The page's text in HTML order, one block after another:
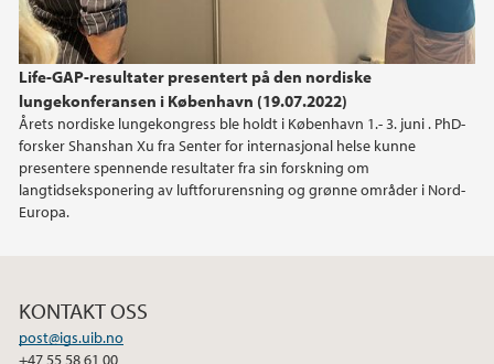
Life-GAP-resultater presentert på den nordiske
lungekonferansen i København (19.07.2022)
Årets nordiske lungekongress ble holdt i København 1.- 3. juni . PhD-
forsker Shanshan Xu fra Senter for internasjonal helse kunne
presentere spennende resultater fra sin forskning om
langtidseksponering av luftforurensning og grønne områder i Nord-
Europa.
2021
2020
2019
KONTAKT OSS
post@igs.uib.no